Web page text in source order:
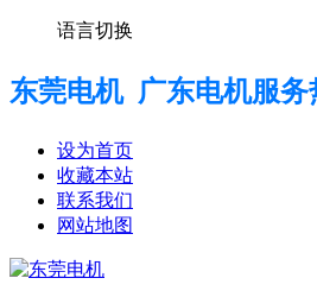
语言切换
东莞电机 广东电机服务
设为首页
收藏本站
联系我们
网站地图